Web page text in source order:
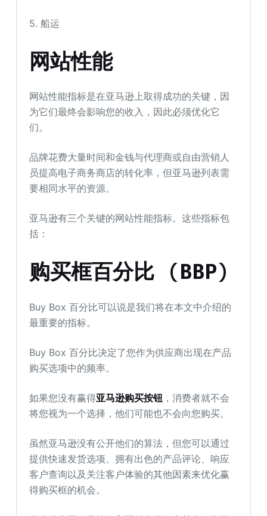
5. 船运
网站性能
网站性能指标是在亚马逊上取得成功的关键，因
为它们最终会影响您的收入，因此必须优化它
们。
品牌花费大量时间和金钱与代理商或自由营销人
员提高电子商务商店的转化率，但亚马逊列表需
要相同水平的资源。
亚马逊有三个关键的网站性能指标。这些指标包
括：
购买框百分比 (BBP)
Buy Box 百分比可以说是我们将在本文中介绍的
最重要的指标。
Buy Box 百分比决定了您作为供应商出现在产品
购买选项中的频率。
如果您没有赢得亚马逊购买按钮 ，消费者就不会
将您视为一个选择，他们可能也不会向您购买。
虽然亚马逊没有公开他们的算法，但您可以通过
提供快速发货选项、拥有出色的产品评论、响应
客户查询以及关注客户体验的其他因素来优化赢
得购买框的机会。